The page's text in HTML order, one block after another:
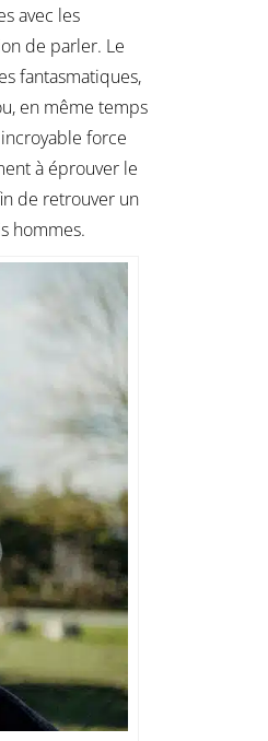
avec les
de parler. Le
fantasmatiques,
en même temps
force
à éprouver le
de retrouver un
hommes.